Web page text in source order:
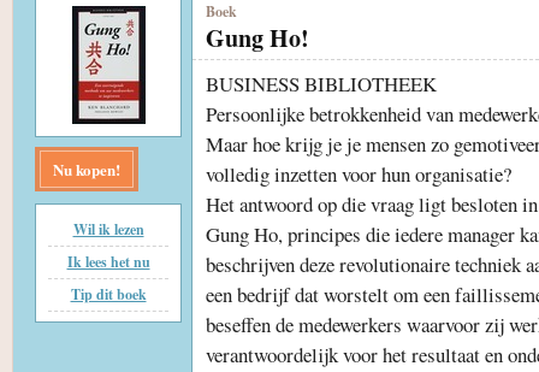
Nu kopen!
Wil ik lezen
Ik lees het nu
Tip dit boek
Boek
Gung Ho!
BUSINESS BIBLIOTHEEK
Persoonlijke betrokkenheid van
Maar hoe krijg je je mensen zo
volledig inzetten voor hun organisatie?
Het antwoord op die vraag ligt besloten
Gung Ho, principes die iedere manager
beschrijven deze revolutionaire techniek
een bedrijf dat worstelt om een
beseffen de medewerkers waarvoor zij
verantwoordelijk voor het resultaat en